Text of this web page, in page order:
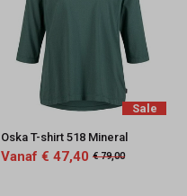
Sale
Oska T-shirt 518 Mineral
Vanaf € 47,40 € 79,00